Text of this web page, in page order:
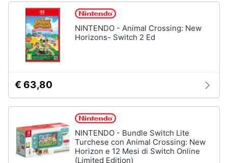
Beauty
Giocattoli
Prima
Fotografia
Casalinghi
Abbigliamento
NINTENDO - Animal Crossing: New
Horizons- Switch 2 Ed
€ 63,80
NINTENDO - Bundle Switch Lite
Turchese con Animal Crossing: New
Horizon e 12 Mesi di Switch Online
(Limited Edition)